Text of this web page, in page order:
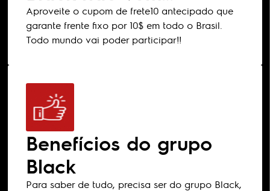
Aproveite o cupom de frete10 antecipado que
garante frente fixo por 10$ em todo o Brasil.
Todo mundo vai poder participar!!
Benefícios do grupo
Black
Para saber de tudo, precisa ser do grupo Black,